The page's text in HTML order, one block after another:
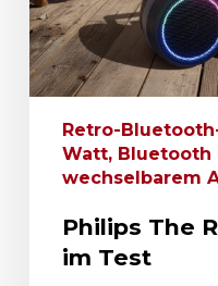
Retro-
Watt, Bluetooth
wechselbarem
Philips The
im Test